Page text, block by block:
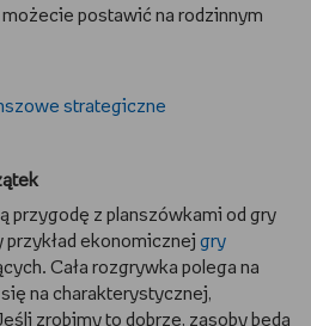
postawić na rodzinnym
przygodę z planszówkami od gry
przykład ekonomicznej gry
Cała rozgrywka polega na
na charakterystycznej,
zrobimy to dobrze, zasoby będą